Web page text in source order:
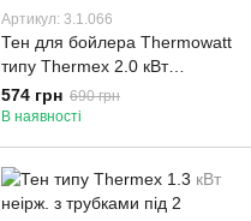
Артикул: 3.1.066
Тен для бойлера Thermowatt
типу Thermex 2.0 кВт
неіржавка сталь з двома
трубками
574 грн 690 грн
В наявності